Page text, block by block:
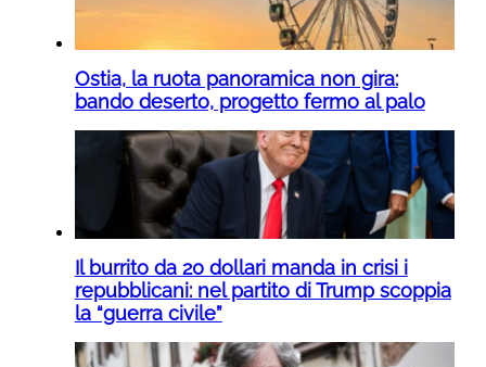
Ostia, la ruota panoramica non gira:
bando deserto, progetto fermo al palo
Il burrito da 20 dollari manda in crisi i
repubblicani: nel partito di Trump scoppia
la “guerra civile”